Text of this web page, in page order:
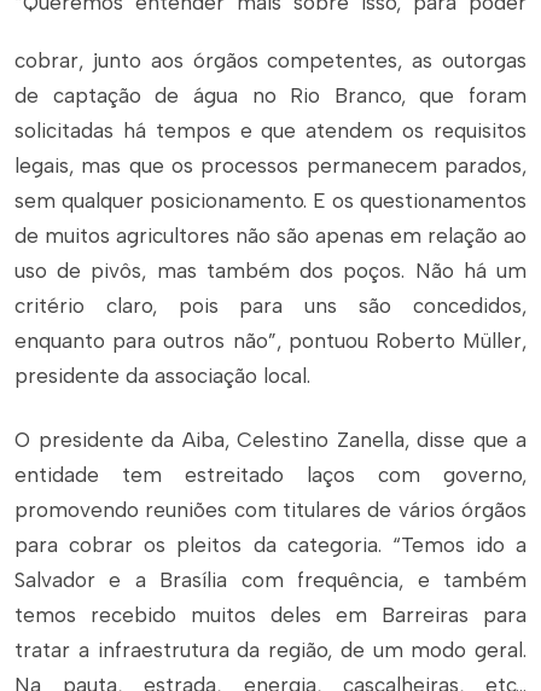
cobrar, junto aos órgãos competentes, as outorgas
de captação de água no Rio Branco, que foram
solicitadas há tempos e que atendem os requisitos
legais, mas que os processos permanecem parados,
sem qualquer posicionamento. E os questionamentos
de muitos agricultores não são apenas em relação ao
uso de pivôs, mas também dos poços. Não há um
critério claro, pois para uns são concedidos,
enquanto para outros não”, pontuou Roberto Müller,
presidente da associação local.
O presidente da Aiba, Celestino Zanella, disse que a
entidade tem estreitado laços com governo,
promovendo reuniões com titulares de vários órgãos
para cobrar os pleitos da categoria. “Temos ido a
Salvador e a Brasília com frequência, e também
temos recebido muitos deles em Barreiras para
tratar a infraestrutura da região, de um modo geral.
Na pauta, estrada, energia, cascalheiras, etc…